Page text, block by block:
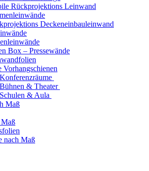
Rückprojektions Leinwand
Deckeneinbauleinwand
Box – Pressewände
Vorhangschienen
& Theater
& Aula
Maß
nach Maß